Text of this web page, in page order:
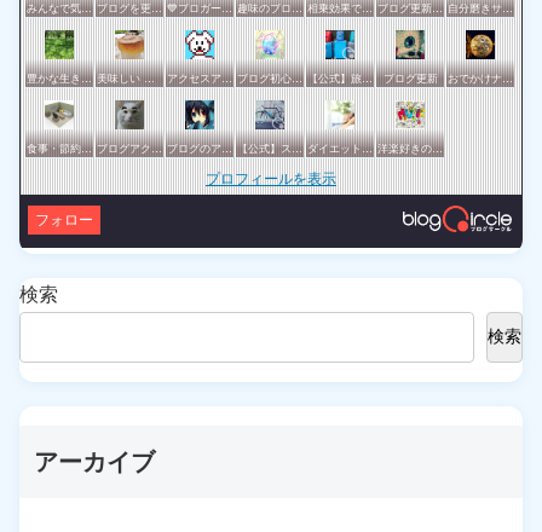
みんなで気軽にアクセスアップ ブログを更新したらここで報告 💙ブロガー応援&更新報告♪💙 趣味のブログを楽しむ会 相乗効果でWINWIN!「はてブ・ランキング」応援サークル！！！ ブログ更新報告サークル 自分磨きサークル
豊かな生き方サークル 美味しい 東京・横浜 アクセスアップのお手伝い！ブログサークルあんてな ブログ初心者の集い 【公式】旅行サークル ブログ更新 おでかけナビ：ブロガーの地元・観光・グルメ情報 グリット / きっとおでかけしたくなる集い♪♪
食事・節約・断捨離などの暮らし全般サークル ブログアクセスアップサークル ブログのアクセスアップを目指したい方一緒に頑張りましょう 【公式】スポーツ・アウトドアサークル ダイエットや美容の実践情報を公開する賢明なブロガーの集い 洋楽好きのためのサークル
プロフィールを表示
フォロー
検索
検索
アーカイブ